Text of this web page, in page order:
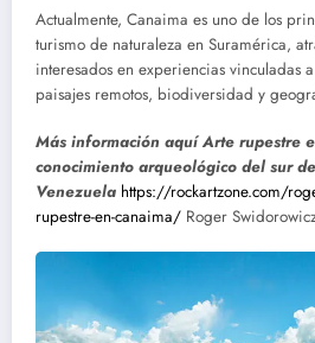
Actualmente, Canaima es uno de los
turismo de naturaleza en Suramérica,
interesados en experiencias vinculadas
paisajes remotos, biodiversidad y
Más información aquí Arte rupestre
conocimiento arqueológico del sur de
Venezuela https://rockartzone.com/
rupestre-en-canaima/ Roger